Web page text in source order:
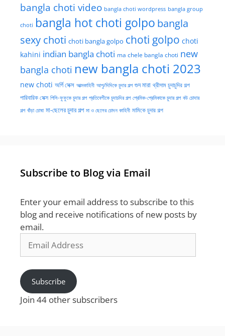
bangla choti video bangla choti wordpress bangla group
choti bangla hot choti golpo bangla
sexy choti choti bangla golpo choti golpo choti
kahini indian bangla choti ma chele bangla choti new
bangla choti new bangla choti 2023
new choti অর্গি সেক্স আত্মকাহিনী আপু/দিদিকে চুদার গল্প গুদ মারা থ্রীসাম চুদাচুদির গল্প
পারিবারিক সেক্স পিসি-ফুফুকে চুদার গল্প প্রতিবেশীকে চুদাচদির গল্প প্রেমিক-প্রেমিকাকে চুদার গল্প বউ চোদার
গল্প বাঁড়া চোষা মা-ছেলের চুদার গল্প মা ও ছেলের চোদন কাহিনী মামিকে চুদার গল্প
Subscribe to Blog via Email
Enter your email address to subscribe to this
blog and receive notifications of new posts by
email.
Address
Subscribe
Join 44 other subscribers